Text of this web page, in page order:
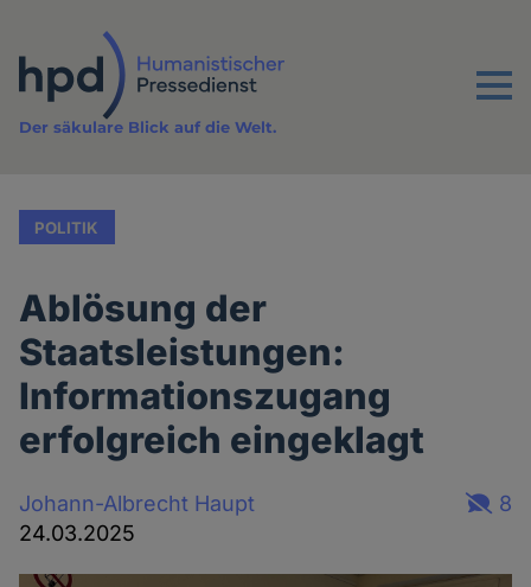
Inhalt
Menu
Der säkulare Blick auf die Welt.
POLITIK
Ablösung der
Staatsleistungen:
Informationszugang
erfolgreich eingeklagt
Johann-Albrecht Haupt
24.03.2025
8